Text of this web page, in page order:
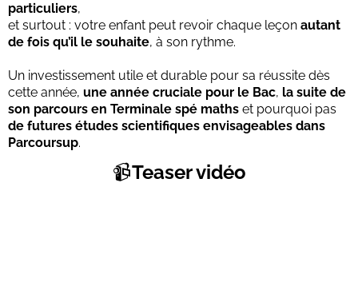
particuliers,
et surtout : votre enfant peut revoir chaque leçon autant
de fois qu’il le souhaite, à son rythme.
Un investissement utile et durable pour sa réussite dès
cette année, une année cruciale pour le Bac, la suite de
son parcours en Terminale spé maths et pourquoi pas
de futures études scientifiques envisageables dans
Parcoursup.
📹Teaser vidéo